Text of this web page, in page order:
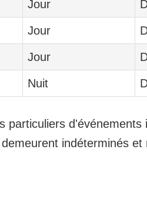
Jour
Jour
Jour
Nuit
particuliers
indéterminés